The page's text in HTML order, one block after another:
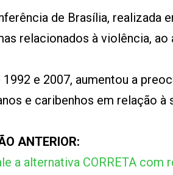
de Brasília, realizada
relacionados à violência,
1992 e 2007, aumentou a
e caribenhos em relação à
ANTERIOR:
a alternativa CORRETA